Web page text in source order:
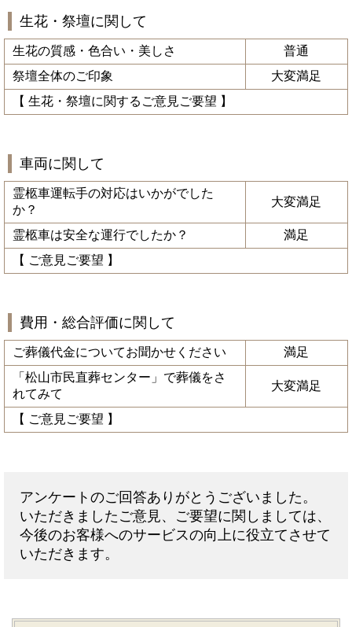
生花・祭壇に関して
生花の質感・色合い・美しさ
普通
祭壇全体のご印象
大変満足
【 生花・祭壇に関するご意見ご要望 】
車両に関して
霊柩車運転手の対応はいかがでした
か？
大変満足
霊柩車は安全な運行でしたか？
満足
【 ご意見ご要望 】
費用・総合評価に関して
ご葬儀代金についてお聞かせください
満足
「松山市民直葬センター」で葬儀をさ
れてみて
大変満足
【 ご意見ご要望 】
アンケートのご回答ありがとうございました。
いただきましたご意見、ご要望に関しましては、
今後のお客様へのサービスの向上に役立てさせて
いただきます。